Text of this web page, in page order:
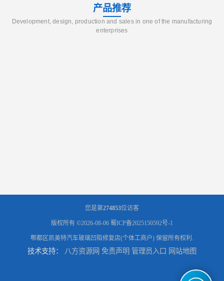
产品推荐
Development, design, production and sales in one of the manufacturing
enterprises
您是第274853位访客
版权所有 ©2026-08-06 蜀ICP备2025150592号-1
郫都区凯美特汽车玻璃凹陷修复店(个体工商户) 保留所有权利.
技术支持： 八方资源网 免责声明 管理员入口 网站地图